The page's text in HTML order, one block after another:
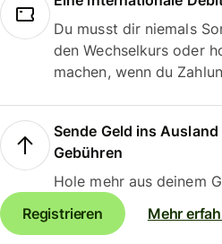
Du musst dir niemals
den Wechselkurs oder
machen, wenn du
Sende Geld ins
Gebühren
Hole mehr aus deinem
Registrieren
Mehr